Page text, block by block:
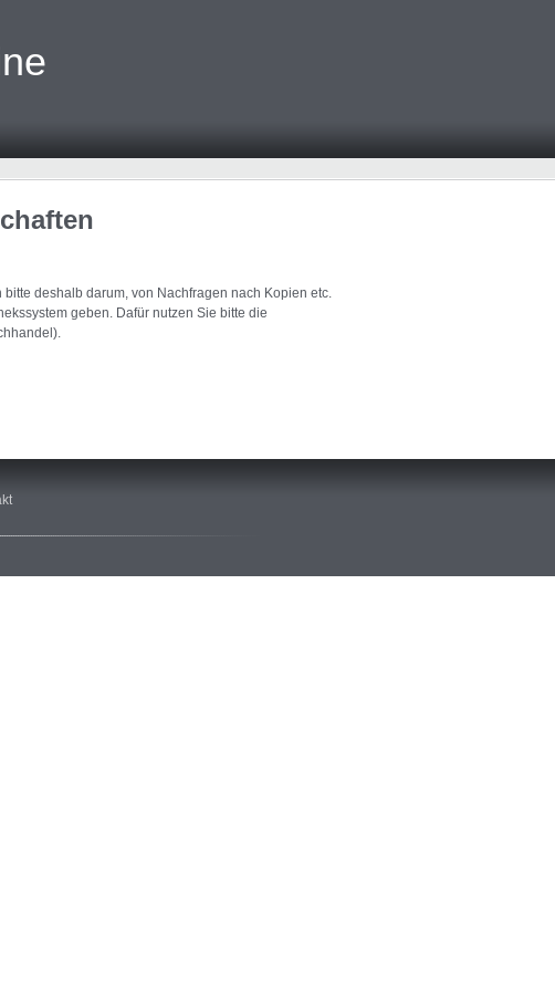
deshalb darum, von Nachfragen nach Kopien etc.
geben. Dafür nutzen Sie bitte die